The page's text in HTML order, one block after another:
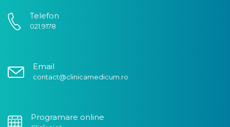
Telefon
021.9178
Email
contact@clinicamedicum.ro
Programare online